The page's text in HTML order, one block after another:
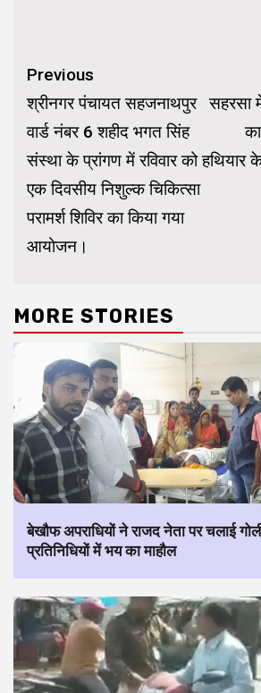
Continue
Reading
Previous
श्रीनगर पंचायत सहजनाथपुर
वार्ड नंबर 6 शहीद भगत सिंह
संस्था के प्रांगण में रविवार को
एक दिवसीय निशुल्क चिकित्सा
परामर्श शिविर का किया गया
आयोजन।
सहरसा
हथियार
MORE STORIES
बेखौफ अपराधियों ने राजद नेता पर चलाई
प्रतिनिधियों में भय का माहौल